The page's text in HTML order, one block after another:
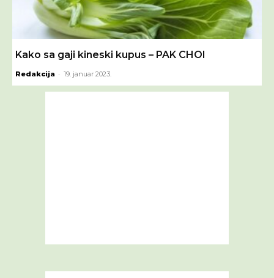
Kako sa gaji kineski kupus – PAK CHOI
Redakcija - 19. januar 2023.